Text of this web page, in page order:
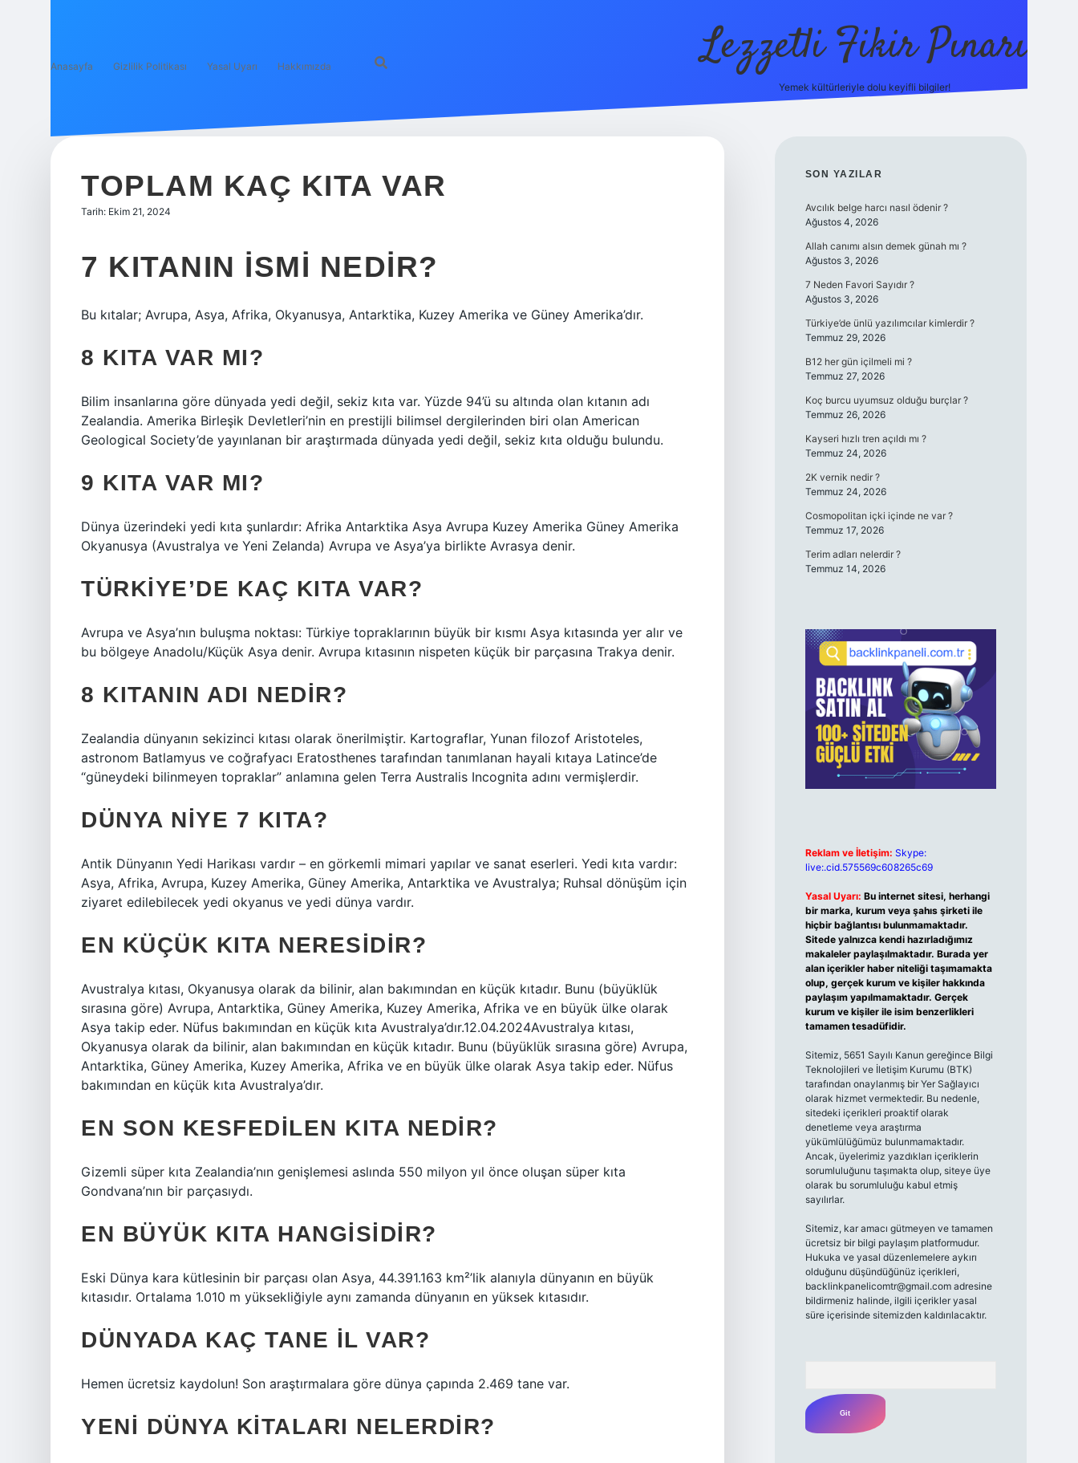
Anasayfa Gizlilik Politikası Yasal Uyarı Hakkımızda Lezzetli Fikir Pınarı
Yemek kültürleriyle dolu keyifli bilgiler!
TOPLAM KAÇ KITA VAR
Tarih: Ekim 21, 2024
7 KITANIN ISMI NEDIR?
Bu kıtalar; Avrupa, Asya, Afrika, Okyanusya, Antarktika, Kuzey Amerika ve Güney Amerika’dır.
8 KITA VAR MI?
Bilim insanlarına göre dünyada yedi değil, sekiz kıta var. Yüzde 94’ü su altında olan kıtanın adı
Zealandia. Amerika Birleşik Devletleri’nin en prestijli bilimsel dergilerinden biri olan American
Geological Society’de yayınlanan bir araştırmada dünyada yedi değil, sekiz kıta olduğu bulundu.
9 KITA VAR MI?
Dünya üzerindeki yedi kıta şunlardır: Afrika Antarktika Asya Avrupa Kuzey Amerika Güney Amerika
Okyanusya (Avustralya ve Yeni Zelanda) Avrupa ve Asya’ya birlikte Avrasya denir.
TÜRKIYE’DE KAÇ KITA VAR?
Avrupa ve Asya’nın buluşma noktası: Türkiye topraklarının büyük bir kısmı Asya kıtasında yer alır ve
bu bölgeye Anadolu/Küçük Asya denir. Avrupa kıtasının nispeten küçük bir parçasına Trakya denir.
8 KITANIN ADI NEDIR?
Zealandia dünyanın sekizinci kıtası olarak önerilmiştir. Kartograflar, Yunan filozof Aristoteles,
astronom Batlamyus ve coğrafyacı Eratosthenes tarafından tanımlanan hayali kıtaya Latince’de
“güneydeki bilinmeyen topraklar” anlamına gelen Terra Australis Incognita adını vermişlerdir.
DÜNYA NIYE 7 KITA?
Antik Dünyanın Yedi Harikası vardır – en görkemli mimari yapılar ve sanat eserleri. Yedi kıta vardır:
Asya, Afrika, Avrupa, Kuzey Amerika, Güney Amerika, Antarktika ve Avustralya; Ruhsal dönüşüm için
ziyaret edilebilecek yedi okyanus ve yedi dünya vardır.
EN KÜÇÜK KITA NERESIDIR?
Avustralya kıtası, Okyanusya olarak da bilinir, alan bakımından en küçük kıtadır. Bunu (büyüklük
sırasına göre) Avrupa, Antarktika, Güney Amerika, Kuzey Amerika, Afrika ve en büyük ülke olarak
Asya takip eder. Nüfus bakımından en küçük kıta Avustralya’dır.12.04.2024Avustralya kıtası,
Okyanusya olarak da bilinir, alan bakımından en küçük kıtadır. Bunu (büyüklük sırasına göre) Avrupa,
Antarktika, Güney Amerika, Kuzey Amerika, Afrika ve en büyük ülke olarak Asya takip eder. Nüfus
bakımından en küçük kıta Avustralya’dır.
EN SON KESFEDILEN KITA NEDIR?
Gizemli süper kıta Zealandia’nın genişlemesi aslında 550 milyon yıl önce oluşan süper kıta
Gondvana’nın bir parçasıydı.
EN BÜYÜK KITA HANGISIDIR?
Eski Dünya kara kütlesinin bir parçası olan Asya, 44.391.163 km²’lik alanıyla dünyanın en büyük
kıtasıdır. Ortalama 1.010 m yüksekliğiyle aynı zamanda dünyanın en yüksek kıtasıdır.
DÜNYADA KAÇ TANE IL VAR?
Hemen ücretsiz kaydolun! Son araştırmalara göre dünya çapında 2.469 tane var.
YENI DÜNYA KITALARI NELERDIR?
SIDEBAR
SON YAZILAR
Avcılık belge harcı nasıl ödenir ?
Ağustos 4, 2026
Allah canımı alsın demek günah mı ?
Ağustos 3, 2026
7 Neden Favori Sayıdır ?
Ağustos 3, 2026
Türkiye’de ünlü yazılımcılar kimlerdir ?
Temmuz 29, 2026
B12 her gün içilmeli mi ?
Temmuz 27, 2026
Koç burcu uyumsuz olduğu burçlar ?
Temmuz 26, 2026
Kayseri hızlı tren açıldı mı ?
Temmuz 24, 2026
2K vernik nedir ?
Temmuz 24, 2026
Cosmopolitan içki içinde ne var ?
Temmuz 17, 2026
Terim adları nelerdir ?
Temmuz 14, 2026
Reklam ve İletişim: Skype:
live:.cid.575569c608265c69
Yasal Uyarı: Bu internet sitesi, herhangi
bir marka, kurum veya şahıs şirketi ile
hiçbir bağlantısı bulunmamaktadır.
Sitede yalnızca kendi hazırladığımız
makaleler paylaşılmaktadır. Burada yer
alan içerikler haber niteliği taşımamakta
olup, gerçek kurum ve kişiler hakkında
paylaşım yapılmamaktadır. Gerçek
kurum ve kişiler ile isim benzerlikleri
tamamen tesadüfidir.
Sitemiz, 5651 Sayılı Kanun gereğince Bilgi
Teknolojileri ve İletişim Kurumu (BTK)
tarafından onaylanmış bir Yer Sağlayıcı
olarak hizmet vermektedir. Bu nedenle,
sitedeki içerikleri proaktif olarak
denetleme veya araştırma
yükümlülüğümüz bulunmamaktadır.
Ancak, üyelerimiz yazdıkları içeriklerin
sorumluluğunu taşımakta olup, siteye üye
olarak bu sorumluluğu kabul etmiş
sayılırlar.
Sitemiz, kar amacı gütmeyen ve tamamen
ücretsiz bir bilgi paylaşım platformudur.
Hukuka ve yasal düzenlemelere aykırı
olduğunu düşündüğünüz içerikleri,
backlinkpanelicomtr@gmail.comadresine
bildirmeniz halinde, ilgili içerikler yasal
süre içerisinde sitemizden kaldırılacaktır.